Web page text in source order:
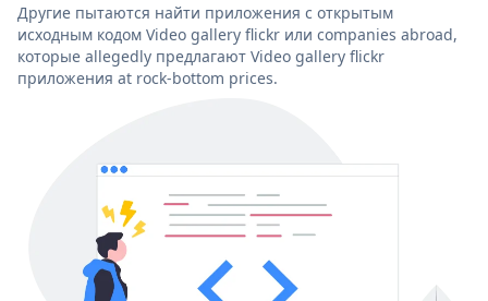
Другие пытаются найти приложения с открытым
исходным кодом Video gallery flickr или companies abroad,
которые allegedly предлагают Video gallery flickr
приложения at rock-bottom prices.